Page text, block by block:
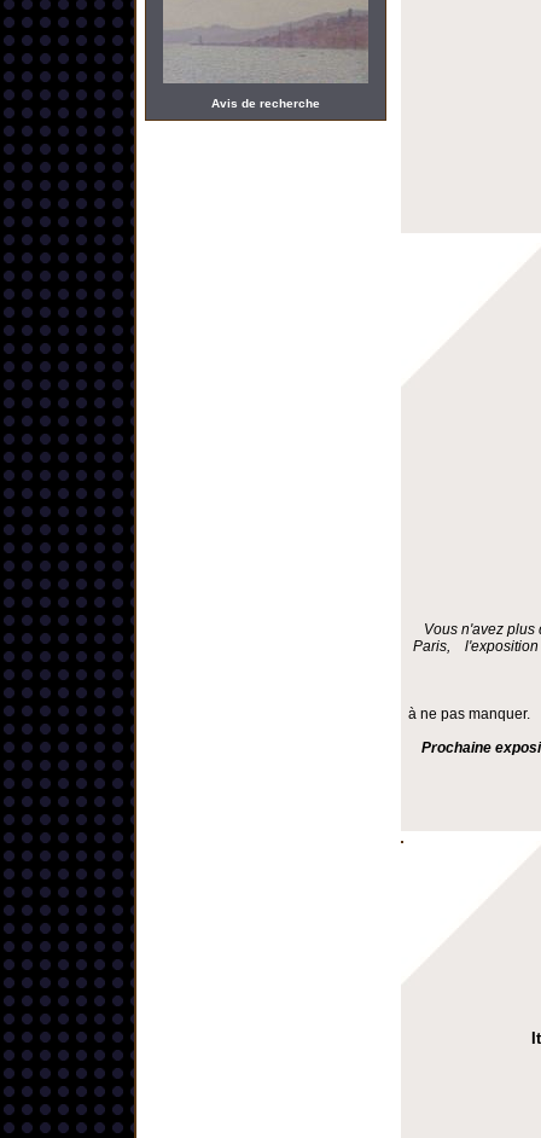
Avis de recherche
Vous n'avez plus
Paris, l'exposition
à ne pas manquer.
Prochaine